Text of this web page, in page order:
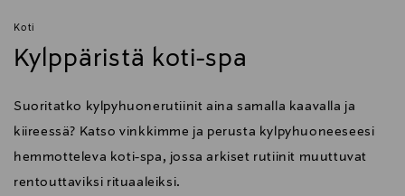
Koti
Kylppäristä koti-spa
Suoritatko kylpyhuonerutiinit aina samalla kaavalla ja
kiireessä? Katso vinkkimme ja perusta kylpyhuoneeseesi
hemmotteleva koti-spa, jossa arkiset rutiinit muuttuvat
rentouttaviksi rituaaleiksi.